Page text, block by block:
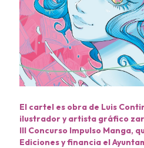
El cartel es obra de Luis
ilustrador y artista gráfico
III Concurso Impulso Manga,
Ediciones y financia el